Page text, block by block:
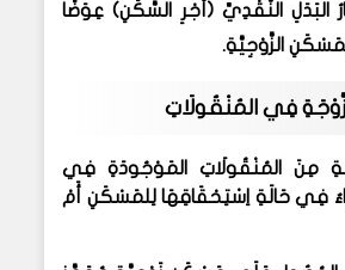
البَدَلِ النَّقْدِيِّ (أَجْرِ السَّكَنِ) عِوَضًا
الزَّوْجِيَّةِ.
فِي المُنْقُولَاتِ
مِنَ المُنْقُولَاتِ المَوْجُودَةِ فِي
فِي حَالَةِ اِسْتِحْقَاقِهَا لِلمَسْكَنِ أَمْ